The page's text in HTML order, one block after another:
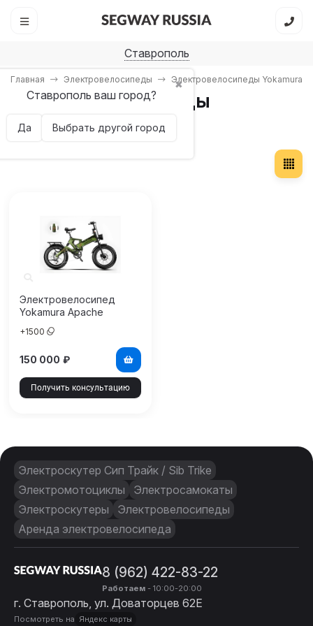
Ставрополь
✖
Ставрополь ваш город?
Да Выбрать другой город
Главная Электровелосипеды Электровелосипеды Yokamura
Электровелосипеды
Yokamura
Электровелосипед
Yokamura Apache
+1500
150 000 ₽
Получить консультацию
Электроскутер Сип Трайк / Sib Trike
Электромотоциклы
Электросамокаты
Электроскутеры
Электровелосипеды
Аренда электровелосипеда
8 (962) 422-83-22
Работаем - 10:00-20:00
г. Ставрополь, ул. Доваторцев 62Е
Посмотреть на Яндекс карты